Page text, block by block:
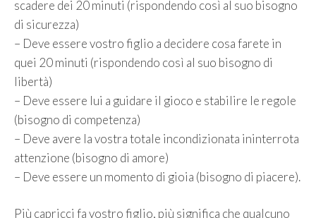
scadere dei 20 minuti (rispondendo così al suo bisogno
di sicurezza)
– Deve essere vostro figlio a decidere cosa farete in
quei 20 minuti (rispondendo così al suo bisogno di
libertà)
– Deve essere lui a guidare il gioco e stabilire le regole
(bisogno di competenza)
– Deve avere la vostra totale incondizionata ininterrota
attenzione (bisogno di amore)
– Deve essere un momento di gioia (bisogno di piacere).
Più capricci fa vostro figlio, più significa che qualcuno